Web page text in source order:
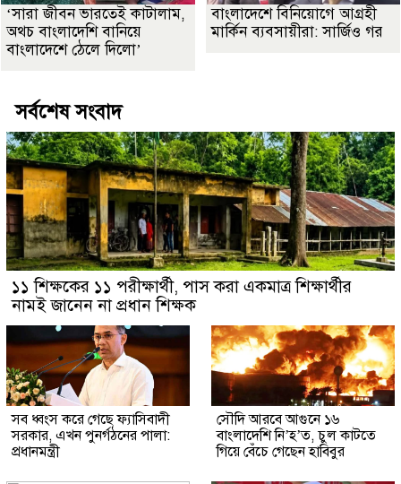
‘সারা জীবন ভারতেই কাটালাম,
অথচ বাংলাদেশি বানিয়ে
বাংলাদেশে ঠেলে দিলো’
বাংলাদেশে বিনিয়োগে আগ্রহী
মার্কিন ব্যবসায়ীরা: সার্জিও গর
সর্বশেষ সংবাদ
১১ শিক্ষকের ১১ পরীক্ষার্থী, পাস করা একমাত্র শিক্ষার্থীর
নামই জানেন না প্রধান শিক্ষক
সব ধ্বংস করে গেছে ফ্যাসিবাদী
সরকার, এখন পুনর্গঠনের পালা:
প্রধানমন্ত্রী
সৌদি আরবে আগুনে ১৬
বাংলাদেশি নি’হ’ত, চুল কাটতে
গিয়ে বেঁচে গেছেন হাবিবুর